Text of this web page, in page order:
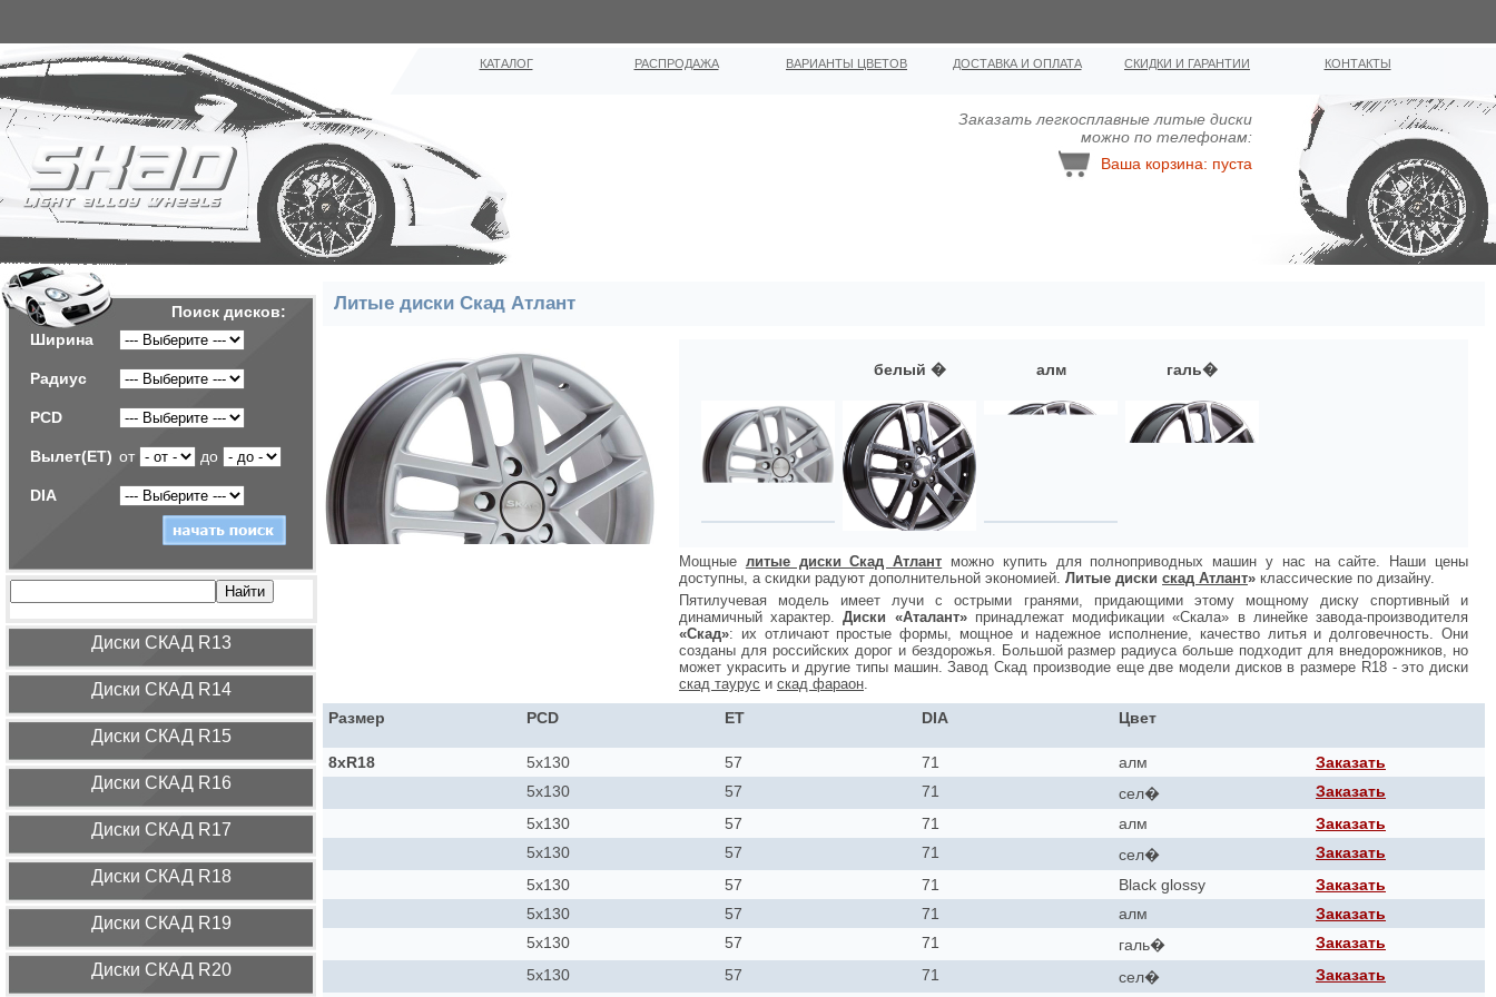
КАТАЛОГ РАСПРОДАЖА ВАРИАНТЫ ЦВЕТОВ ДОСТАВКА И ОПЛАТА СКИДКИ И ГАРАНТИИ КОНТАКТЫ
Заказать легкосплавные литыe диcки
можно по телефонам:
Ваша корзина: пуста
Поиск дисков:
Ширина
Радиус
PCD
Вылет(ET) от до
DIA
Диcки СКАД R13
Диcки СКАД R14
Диcки СКАД R15
Диcки СКАД R16
Диcки СКАД R17
Диcки СКАД R18
Диcки СКАД R19
Диcки СКАД R20
Литые диски Скад Атлант
белый � алм галь�
Мощные литые диски Скад Атлант можно купить для полноприводных машин у нас на сайте. Наши цены
доступны, а скидки радуют дополнительной экономией. Литые диски скад Атлант» классические по дизайну.
Пятилучевая модель имеет лучи с острыми гранями, придающими этому мощному диску спортивный и
динамичный характер.Диски «Аталант»принадлежат модификации «Скала» в линейке завода-производителя
«Скад»: их отличают простые формы, мощное и надежное исполнение, качество литья и долговечность. Они
созданы для российских дорог и бездорожья. Большой размер радиуса больше подходит для внедорожников, но
может украсить и другие типы машин. Завод Скад производие еще две модели дисков в размере R18 - это диски
скад таурус и скад фараон.
Размер PCD ET DIA Цвет
8xR18 5x130 57 71 алм
Заказать
5x130
57 71 сел�
Заказать
5x130
57 71 алм
Заказать
5x130
57 71 сел�
Заказать
5x130
57 71 Black glossy
Заказать
5x130
57 71 алм
Заказать
5x130
57 71 галь�
Заказать
5x130
57 71 сел� Заказать